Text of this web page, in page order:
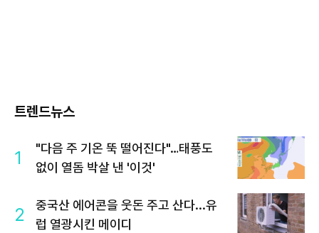
트렌드뉴스
1
"다음 주 기온 뚝 떨어진다"…태풍도
없이 열돔 박살 낸 '이것'
2
중국산 에어콘을 웃돈 주고 산다...유
럽 열광시킨 메이디